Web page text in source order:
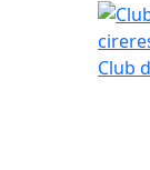
Club
Club